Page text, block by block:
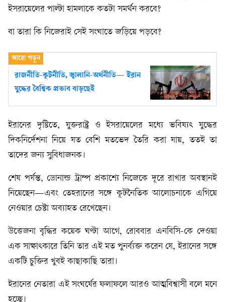
ইসরায়েলের পাল্টা হামলাকে কতটা সমর্থন করবে?
বা তারা কি নিজেরাই সেই সংঘাতে জড়িয়ে পড়বে?
রাজনীতি-কূটনীতি, জ্বালানি-অর্থনীতি— ইরান
যুদ্ধের বৈশ্বিক প্রভাব বাড়ছেই
ইরানের দৃষ্টিতে, যুক্তরাষ্ট্র ও ইসরায়েলের মধ্যে ভবিষ্যৎ যুদ্ধের
দিকনির্দেশনা নিয়ে যত বেশি মতভেদ তৈরি করা যায়, ততই তা
তাদের জন্য সুবিধাজনক।
শেষ পর্যন্ত, ডোনাল্ড ট্রাম্প প্রকাশ্যে নিজেকে দূরে রাখার অবস্থানই
নিয়েছেন—এবং তেহরানের সঙ্গে কূটনৈতিক আলোচনাকে এগিয়ে
নেওয়ার চেষ্টা অব্যাহত রেখেছেন।
উত্তেজনা বৃদ্ধির কয়েক ঘণ্টা আগে, রোববার এনবিসি-কে দেওয়া
এক সাক্ষাৎকারে তিনি তার এই মত পুনর্ব্যক্ত করেন যে, ইরানের সঙ্গে
একটি চুক্তির খুবই কাছাকাছি তারা।
ইরানের নেতারা এই সংঘর্ষের ফলাফলে আরও আত্মবিশ্বাসী বলে মনে
হচ্ছে।